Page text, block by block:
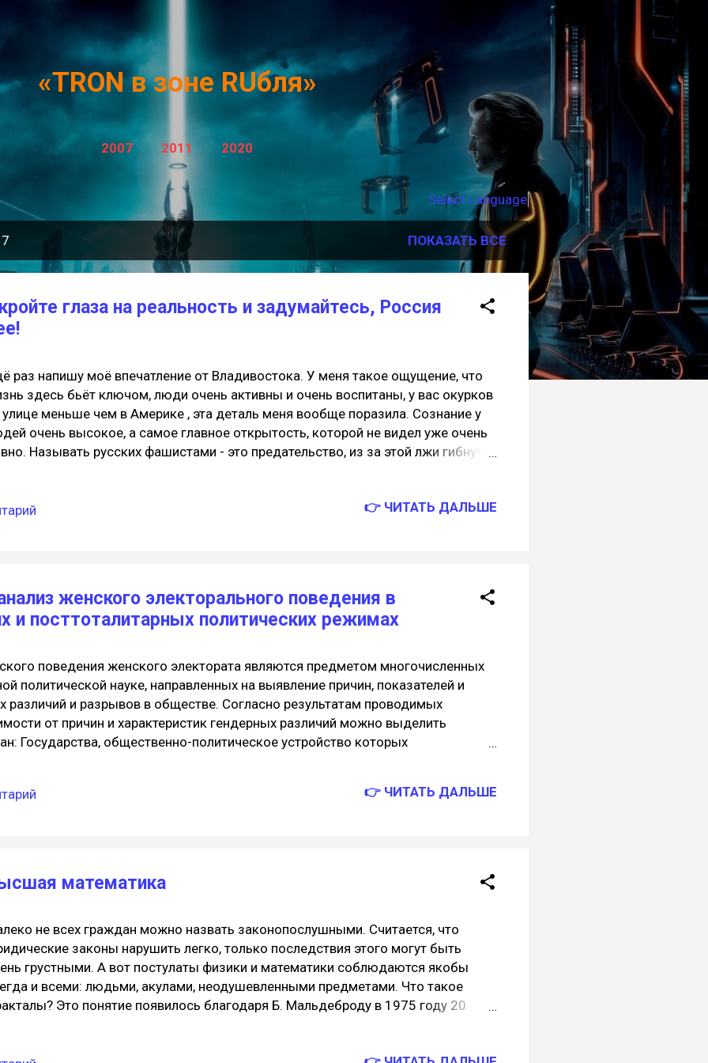
«TRON в зоне RUбля»
2007 2011 2020
Select Language▼
ПОКАЗАТЬ ВСЕ
глаза на реальность и задумайтесь, Россия
раз напишу моё впечатление от Владивостока. У меня такое ощущение, что
здесь бьёт ключом, люди очень активны и очень воспитаны, у вас окурков
улице меньше чем в Америке , эта деталь меня вообще поразила. Сознание у
очень высокое, а самое главное открытость, которой не видел уже очень
Называть русских фашистами - это предательство, из за этой лжи гибнут
Да тут пол-Владивостока говорит на английском, вы это понимаете! Как
людей с дипломом о высшем образовании! Даже не сомневаюсь, что
в...
👉 ЧИТАТЬ ДАЛЬШЕ
женского электорального поведения в
и посттоталитарных политических режимах
поведения женского электората являются предметом многочисленных
политической науке, направленных на выявление причин, показателей и
различий и разрывов в обществе. Согласно результатам проводимых
от причин и характеристик гендерных различий можно выделить
Государства, общественно-политическое устройство которых
странах проявился феномен "позитивной дискриминации", который
👉 ЧИТАТЬ ДАЛЬШЕ
математика
не всех граждан можно назвать законопослушными. Считается, что
законы нарушить легко, только последствия этого могут быть
грустными. А вот постулаты физики и математики соблюдаются якобы
и всеми: людьми, акулами, неодушевленными предметами. Что такое
Это понятие появилось благодаря Б. Мальдеброду в 1975 году 20